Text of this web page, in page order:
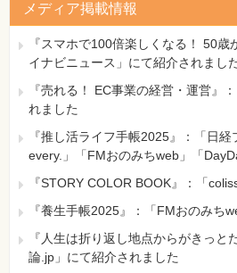
メディア掲載情報
『スマホで100倍楽しくなる！ 50
イナビニュース」にて紹介されまし
『売れる！ EC事業の経営・運営』
れました
『推し活ライフ手帳2025』：「日
every.」「FMおのみちweb」「
『STORY COLOR BOOK』：「
『養生手帳2025』：「FMおのみち
『人生は折り返し地点からがきっと
論.jp」にて紹介されました